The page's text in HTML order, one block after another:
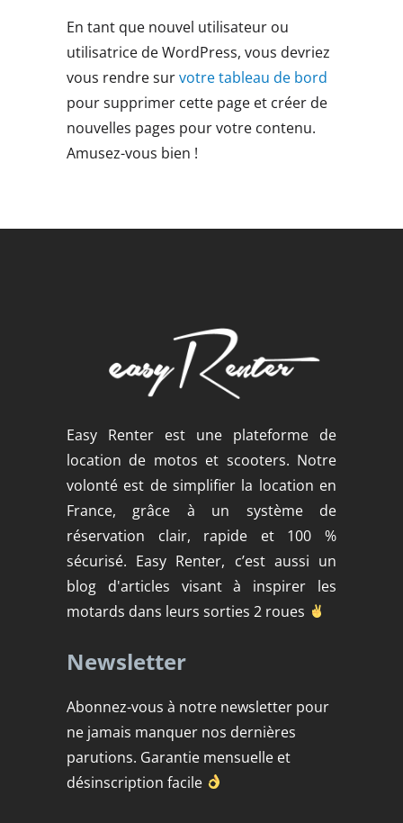
En tant que nouvel utilisateur ou
utilisatrice de WordPress, vous devriez
vous rendre survotre tableau de bord
pour supprimer cette page et créer de
nouvelles pages pour votre contenu.
Amusez-vous bien !
Easy Renter est une plateforme de
location de motos et scooters. Notre
volonté est de simplifier la location en
France, grâce à un système de
réservation clair, rapide et 100 %
sécurisé. Easy Renter, c’est aussi un
blog d'articles visant à inspirer les
motards dans leurs sorties 2 roues
Newsletter
Abonnez-vous à notre newsletter pour
ne jamais manquer nos dernières
parutions. Garantie mensuelle et
désinscription facile